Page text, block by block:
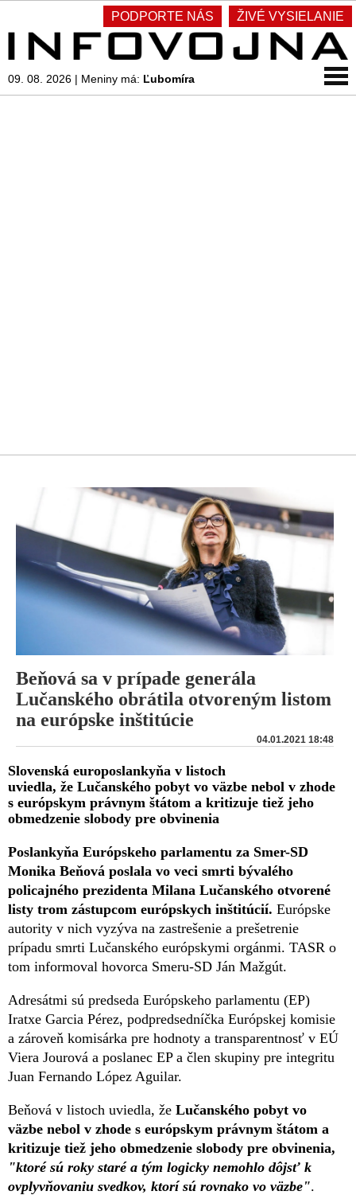
PODPORTE NÁS ŽIVÉ VYSIELANIE
09. 08. 2026 | Meniny má: Ľubomíra
Beňová sa v prípade generála
Lučanského obrátila otvoreným listom
na európske inštitúcie
04.01.2021 18:48
Slovenská europoslankyňa v listoch
uviedla, že Lučanského pobyt vo väzbe nebol v zhode
s európskym právnym štátom a kritizuje tiež jeho
obmedzenie slobody pre obvinenia
Poslankyňa Európskeho parlamentu za Smer-SD
Monika Beňová poslala vo veci smrti bývalého
policajného prezidenta Milana Lučanského otvorené
listy trom zástupcom európskych inštitúcií. Európske
autority v nich vyzýva na zastrešenie a prešetrenie
prípadu smrti Lučanského európskymi orgánmi. TASR o
tom informoval hovorca Smeru-SD Ján Mažgút.
Adresátmi sú predseda Európskeho parlamentu (EP)
Iratxe Garcia Pérez, podpredsedníčka Európskej komisie
a zároveň komisárka pre hodnoty a transparentnosť v EÚ
Viera Jourová a poslanec EP a člen skupiny pre integritu
Juan Fernando López Aguilar.
Beňová v listoch uviedla, že Lučanského pobyt vo
väzbe nebol v zhode s európskym právnym štátom a
kritizuje tiež jeho obmedzenie slobody pre obvinenia,
"ktoré sú roky staré a tým logicky nemohlo dôjsť k
ovplyvňovaniu svedkov, ktorí sú rovnako vo väzbe".